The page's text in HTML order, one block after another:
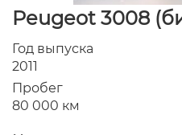
Peugeot 3008
Год выпуска
2011
Пробег
80 000 км